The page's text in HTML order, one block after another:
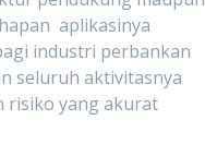
aplikasinya
industri perbankan
seluruh aktivitasnya
risiko yang akurat